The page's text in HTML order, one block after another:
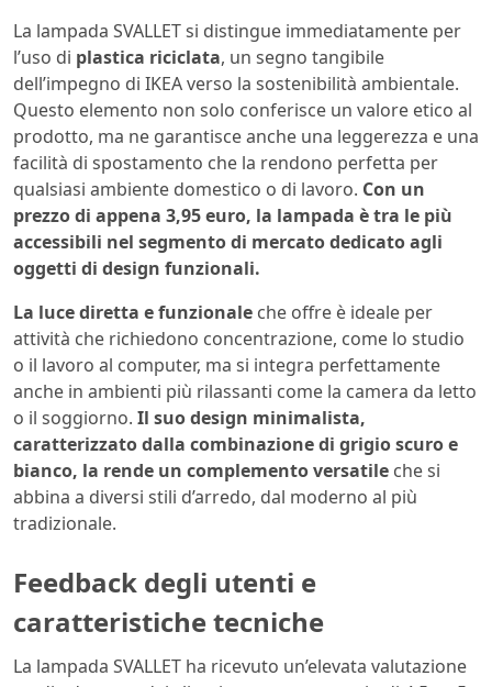
La lampada SVALLET si distingue immediatamente per
l’uso di plastica riciclata, un segno tangibile
dell’impegno di IKEA verso la sostenibilità ambientale.
Questo elemento non solo conferisce un valore etico al
prodotto, ma ne garantisce anche una leggerezza e una
facilità di spostamento che la rendono perfetta per
qualsiasi ambiente domestico o di lavoro. Con un
prezzo di appena 3,95 euro, la lampada è tra le più
accessibili nel segmento di mercato dedicato agli
oggetti di design funzionali.
La luce diretta e funzionale che offre è ideale per
attività che richiedono concentrazione, come lo studio
o il lavoro al computer, ma si integra perfettamente
anche in ambienti più rilassanti come la camera da letto
o il soggiorno. Il suo design minimalista,
caratterizzato dalla combinazione di grigio scuro e
bianco, la rende un complemento versatile che si
abbina a diversi stili d’arredo, dal moderno al più
tradizionale.
Feedback degli utenti e
caratteristiche tecniche
La lampada SVALLET ha ricevuto un’elevata valutazione